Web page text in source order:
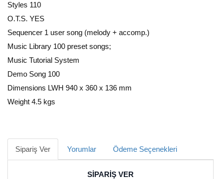
Styles 110
O.T.S. YES
Sequencer 1 user song (melody + accomp.)
Music Library 100 preset songs;
Music Tutorial System
Demo Song 100
Dimensions LWH 940 x 360 x 136 mm
Weight 4.5 kgs
Sipariş Ver Yorumlar Ödeme Seçenekleri
SİPARİŞ VER